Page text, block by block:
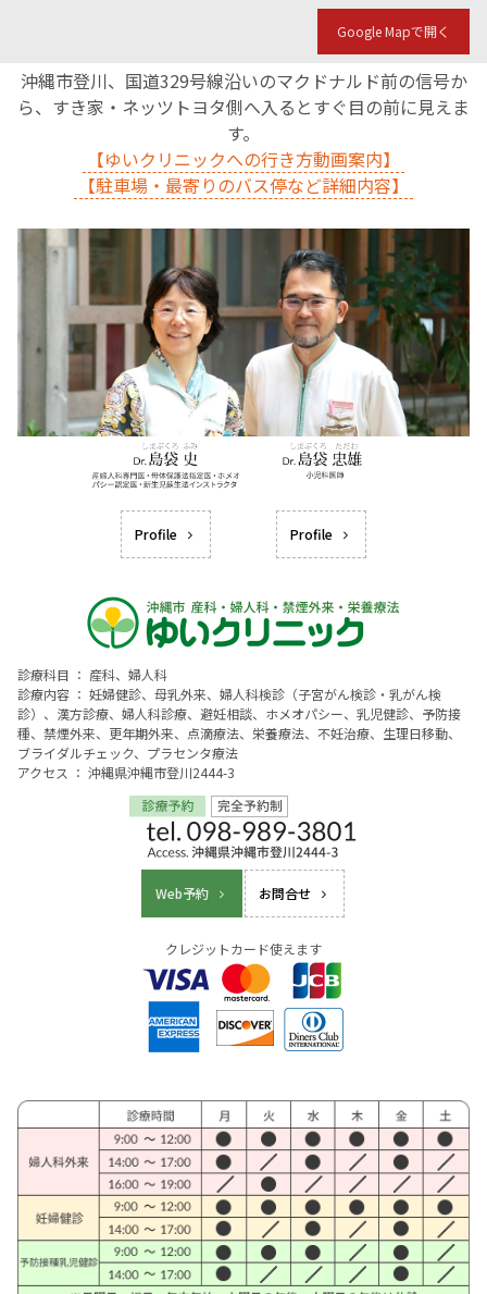
Google Mapで開く
沖縄市登川、国道329号線沿いのマクドナルド前の信号か
ら、すき家・ネッツトヨタ側へ入るとすぐ目の前に見えま
す。
【ゆいクリニックへの行き方動画案内】
【駐車場・最寄りのバス停など詳細内容】
Profile Profile
診療科目 ： 産科、婦人科
診療内容 ： 妊婦健診、母乳外来、婦人科検診（子宮がん検診・乳がん検
診）、漢方診療、婦人科診療、避妊相談、ホメオパシー、乳児健診、予防接
種、禁煙外来、更年期外来、点滴療法、栄養療法、不妊治療、生理日移動、
ブライダルチェック、プラセンタ療法
アクセス ： 沖縄県沖縄市登川2444-3
Web予約 お問合せ
クレジットカード使えます